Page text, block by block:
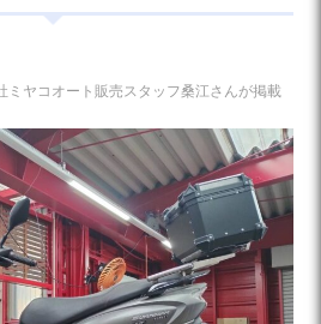
ヤコオート販売スタッフ桑江さんが掲載